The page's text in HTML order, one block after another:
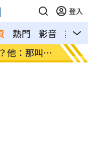
登入
熱門 影音
熱搜
他：那叫走
駐英